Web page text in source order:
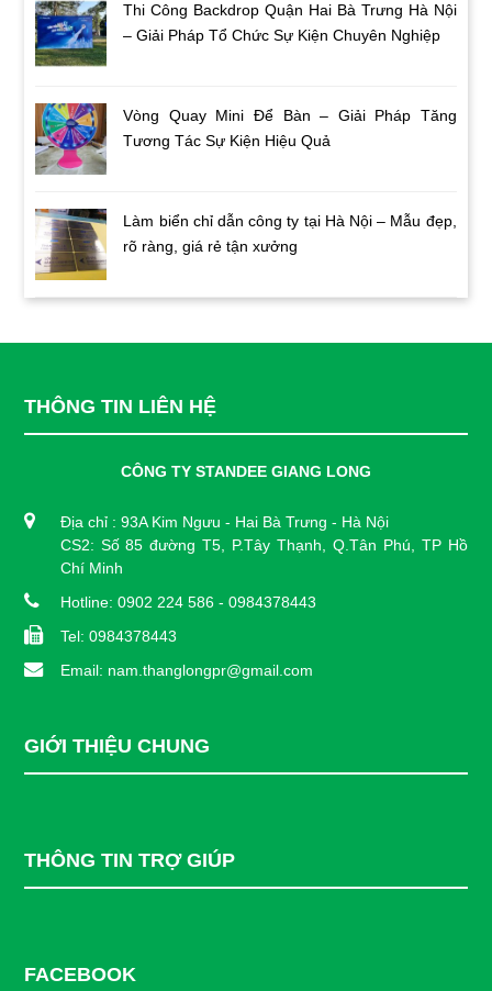
Thi Công Backdrop Quận Hai Bà Trưng Hà Nội
– Giải Pháp Tổ Chức Sự Kiện Chuyên Nghiệp
Vòng Quay Mini Để Bàn – Giải Pháp Tăng
Tương Tác Sự Kiện Hiệu Quả
Làm biển chỉ dẫn công ty tại Hà Nội – Mẫu đẹp,
rõ ràng, giá rẻ tận xưởng
THÔNG TIN LIÊN HỆ
CÔNG TY STANDEE GIANG LONG
Địa chỉ : 93A Kim Ngưu - Hai Bà Trưng - Hà Nội
CS2: Số 85 đường T5, P.Tây Thạnh, Q.Tân Phú, TP Hồ
Chí Minh
Hotline: 0902 224 586 - 0984378443
Tel: 0984378443
Email: nam.thanglongpr@gmail.com
GIỚI THIỆU CHUNG
THÔNG TIN TRỢ GIÚP
FACEBOOK